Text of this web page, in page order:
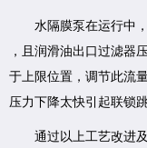
水隔膜泵在运行中
，且润滑油出口过滤器
于上限位置，调节此流
压力下降太快引起联锁跳
通过以上工艺改进